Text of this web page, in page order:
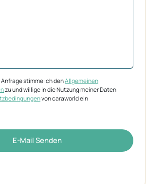
stimme ich denAllgemeinen
zu und willige in die Nutzung meiner Daten
von caraworld ein
E-Mail Senden